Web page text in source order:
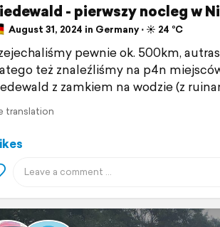
- pierwszy nocleg w
August 31, 2024 in Germany ⋅ ☀️ 24 °C
pewnie ok. 500km,
też znaleźliśmy na p4n
z zamkiem na wodzie (z
translation